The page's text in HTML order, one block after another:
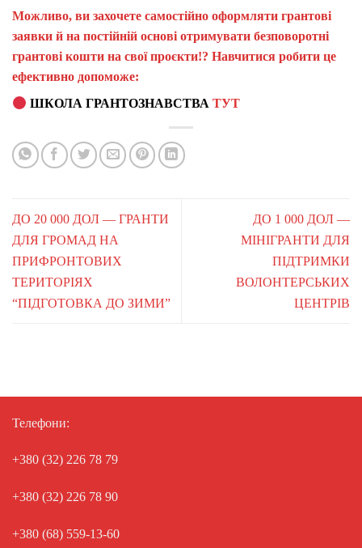
Можливо, ви захочете самостійно оформляти грантові
заявки й на постійній основі отримувати безповоротні
грантові кошти на свої проєкти!? Навчитися робити це
ефективно допоможе:
ШКОЛА ГРАНТОЗНАВСТВАТУТ
ДО 20 000 ДОЛ — ГРАНТИ
ДЛЯ ГРОМАД НА
ПРИФРОНТОВИХ
ТЕРИТОРІЯХ
“ПІДГОТОВКА ДО ЗИМИ”
ДО 1 000 ДОЛ —
МІНІГРАНТИ ДЛЯ
ПІДТРИМКИ
ВОЛОНТЕРСЬКИХ
ЦЕНТРІВ
Телефони:
+380 (32) 226 78 79
+380 (32) 226 78 90
+380 (68) 559-13-60